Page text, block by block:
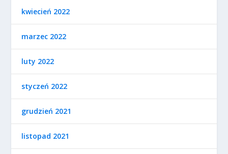
kwiecień 2022
marzec 2022
luty 2022
styczeń 2022
grudzień 2021
listopad 2021